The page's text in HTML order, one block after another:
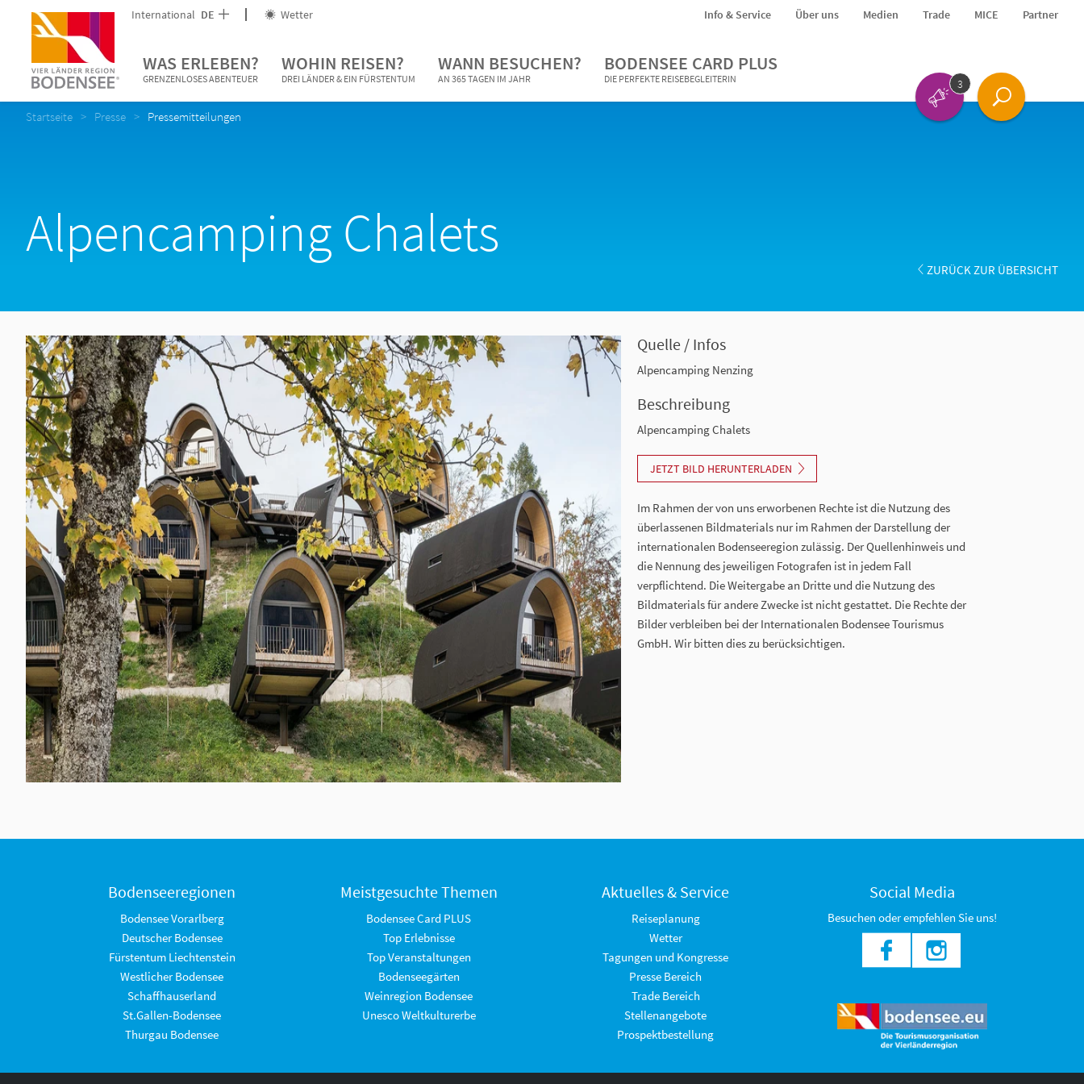
International DE Wetter Info & Service Über uns Medien Trade MICE Partner
WAS ERLEBEN?
GRENZENLOSES ABENTEUER
WOHIN REISEN?
DREI LÄNDER & EIN FÜRSTENTUM
WANN BESUCHEN?
AN 365 TAGEN IM JAHR
BODENSEE CARD PLUS
DIE PERFEKTE REISEBEGLEITERIN 3
Startseite Presse Pressemitteilungen
Alpencamping Chalets
ZURÜCK ZUR ÜBERSICHT
Quelle / Infos
Alpencamping Nenzing
Beschreibung
Alpencamping Chalets
JETZT BILD HERUNTERLADEN
Im Rahmen der von uns erworbenen Rechte ist die Nutzung des
überlassenen Bildmaterials nur im Rahmen der Darstellung der
internationalen Bodenseeregion zulässig. Der Quellenhinweis und
die Nennung des jeweiligen Fotografen ist in jedem Fall
verpflichtend. Die Weitergabe an Dritte und die Nutzung des
Bildmaterials für andere Zwecke ist nicht gestattet. Die Rechte der
Bilder verbleiben bei der Internationalen Bodensee Tourismus
GmbH. Wir bitten dies zu berücksichtigen.
Bodenseeregionen
Bodensee Vorarlberg
Deutscher Bodensee
Fürstentum Liechtenstein
Westlicher Bodensee
Schaffhauserland
St.Gallen-Bodensee
Thurgau Bodensee
Meistgesuchte Themen
Bodensee Card PLUS
Top Erlebnisse
Top Veranstaltungen
Bodenseegärten
Weinregion Bodensee
Unesco Weltkulturerbe
Aktuelles & Service
Reiseplanung
Wetter
Tagungen und Kongresse
Presse Bereich
Trade Bereich
Stellenangebote
Prospektbestellung
Social Media
Besuchen oder empfehlen Sie uns!